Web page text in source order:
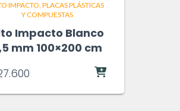
IMPACTO PLACAS PLÁSTICAS
Y COMPUESTAS
Impacto Blanco
mm 100×200 cm